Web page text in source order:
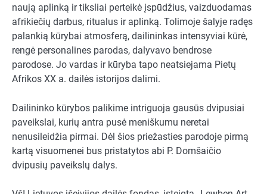
naują aplinką ir tiksliai perteikė įspūdžius, vaizduodamas
afrikiečių darbus, ritualus ir aplinką. Tolimoje šalyje radęs
palankią kūrybai atmosferą, dailininkas intensyviai kūrė,
rengė personalines parodas, dalyvavo bendrose
parodose. Jo vardas ir kūryba tapo neatsiejama Pietų
Afrikos XX a. dailės istorijos dalimi.
Dailininko kūrybos palikime intriguoja gausūs dvipusiai
paveikslai, kurių antra pusė meniškumu neretai
nenusileidžia pirmai. Dėl šios priežasties parodoje pirmą
kartą visuomenei bus pristatytos abi P. Domšaičio
dvipusių paveikslų dalys.